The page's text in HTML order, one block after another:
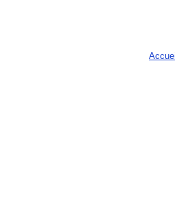
Accueil